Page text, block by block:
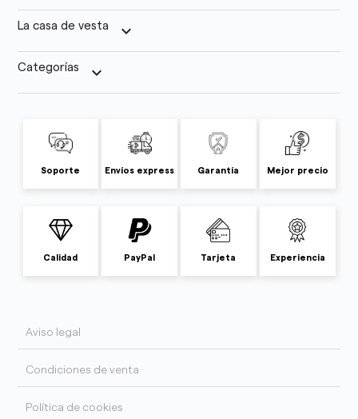
La casa de vesta keyboard_arrow_down
Categorías keyboard_arrow_down
Soporte Envíos express Garantía Mejor precio
Calidad PayPal Tarjeta Experiencia
Aviso legal
Condiciones de venta
Política de cookies